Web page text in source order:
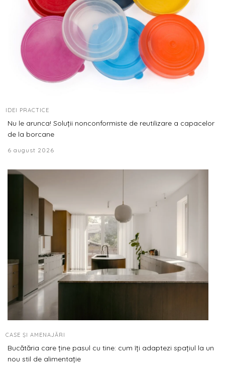
IDEI PRACTICE
Nu le arunca! Soluții nonconformiste de reutilizare a capacelor
de la borcane
6 august 2026
CASE ȘI AMENAJĂRI
Bucătăria care ține pasul cu tine: cum îți adaptezi spațiul la un
nou stil de alimentație